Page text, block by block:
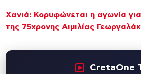
Xανιά: Κορυφώνεται η αγωνία
της 75χρονης Αιμιλίας
CretaOne